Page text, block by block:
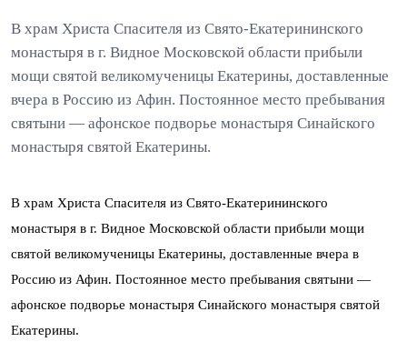
В храм Христа Спасителя из Свято-Екатерининского
монастыря в г. Видное Московской области прибыли
мощи святой великомученицы Екатерины, доставленные
вчера в Россию из Афин. Постоянное место пребывания
святыни — афонское подворье монастыря Синайского
монастыря святой Екатерины.
В храм Христа Спасителя из Свято-Екатерининского
монастыря в г. Видное Московской области прибыли мощи
святой великомученицы Екатерины, доставленные вчера в
Россию из Афин. Постоянное место пребывания святыни —
афонское подворье монастыря Синайского монастыря святой
Екатерины.